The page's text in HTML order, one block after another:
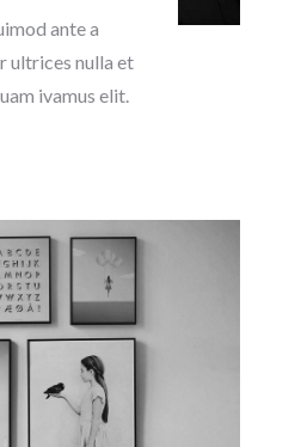
ante a
ultrices nulla et
ivamus elit.